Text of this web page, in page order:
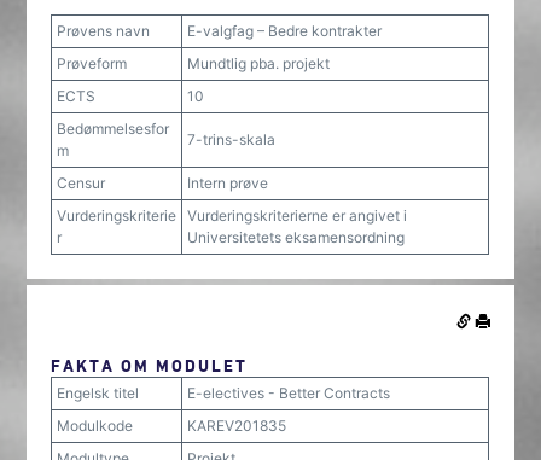
Prøvens navn
E-valgfag – Bedre kontrakter
Prøveform
Mundtlig pba. projekt
ECTS
10
Bedømmelsesfor
m
7-trins-skala
Censur
Intern prøve
Vurderingskriterie
r
Vurderingskriterierne er angivet i
Universitetets eksamensordning
FAKTA OM MODULET
Engelsk titel
E-electives - Better Contracts
Modulkode
KAREV201835